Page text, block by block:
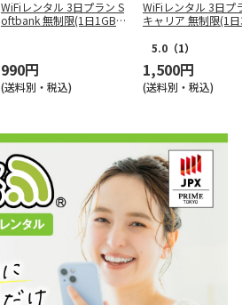
WiFiレンタル 3日プラン S
oftbank 無制限(1日1GB/
990円
(送料別・税込)
WiFiレンタル 3日プ
キャリア 無制限(1
omo au 楽天
5.0 （1）
1,500円
(送料別・税込)